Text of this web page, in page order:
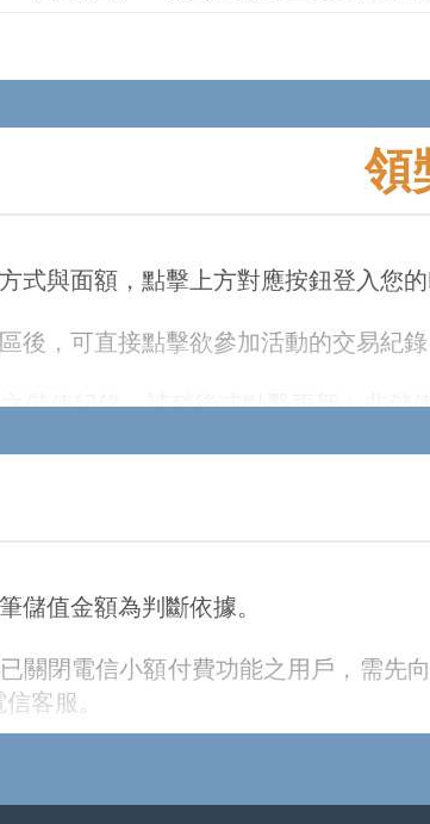
領
式與面額，點擊上方對應按鈕登入您的
後，可直接點擊欲參加活動的交易紀錄
儲值紀錄，請稍後或點擊更新；非
可參與活動之卡號與密碼；若不慎遺失
/扣點，可至會員轉/ 扣點交易查詢
【序號】將直接顯示在活動網頁，請
儲值金額為判斷依據。
關閉電信小額付費功能之用戶，需先
客服。